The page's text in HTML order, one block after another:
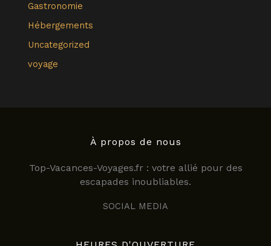
Gastronomie
Hébergements
Uncategorized
voyage
À propos de nous
Top-Vacances-Voyages.fr : votre allié pour des
escapades inoubliables.
SOCIAL MEDIA